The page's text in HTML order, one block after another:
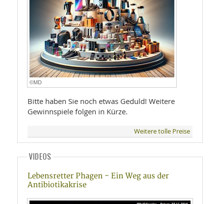
©MD
Bitte haben Sie noch etwas Geduld! Weitere
Gewinnspiele folgen in Kürze.
Weitere tolle Preise
VIDEOS
Lebensretter Phagen - Ein Weg aus der
Antibiotikakrise